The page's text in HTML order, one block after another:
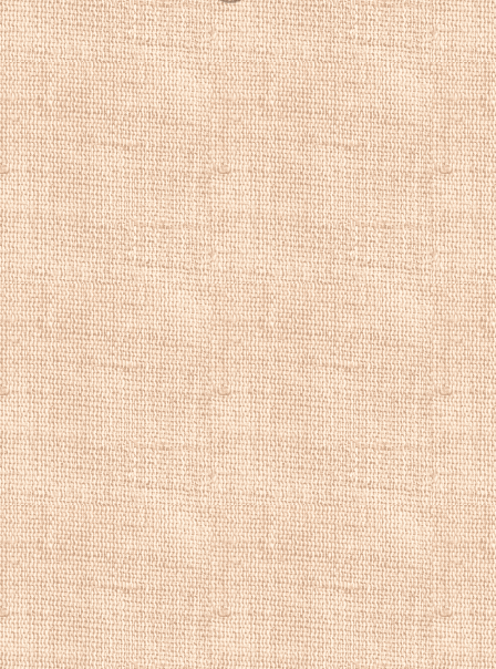
немецких
Большую роль в
художником
В 1657 году
гостиницы и его
раскрылось
преступления —
процесса над
и владельцы
Штоскопфакак
алкоголя.
Репродукции
натюрморт,